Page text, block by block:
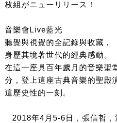
枚組がニューリリース！
音樂會Live藍光
聽覺與視覺的全記錄與收藏，
身歷其境著世代的經典感動。
在這一座具百年歲月的音樂聖
分，登上這座古典音樂的聖殿
這歷史性的一刻。
2018年4月5-6日，張信哲，